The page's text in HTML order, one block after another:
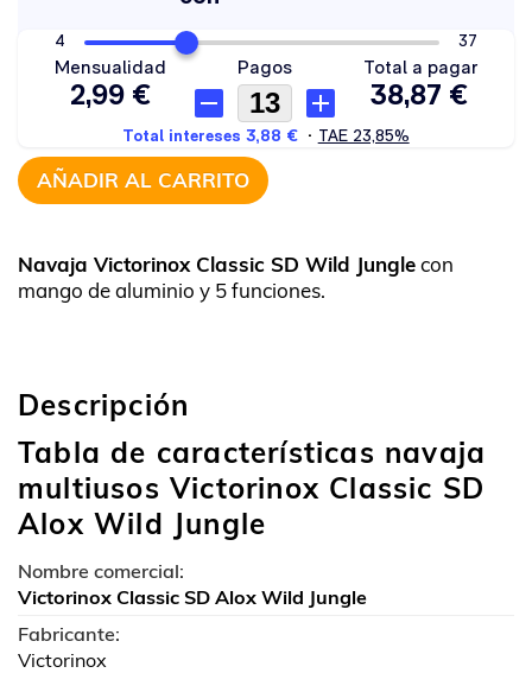
AÑADIR AL CARRITO
Navaja Victorinox Classic SD Wild Junglecon
mango de aluminio y 5 funciones.
Descripción
Tabla de características navaja
multiusos Victorinox Classic SD
Alox Wild Jungle
Nombre comercial:
Victorinox Classic SD Alox Wild Jungle
Fabricante:
Victorinox